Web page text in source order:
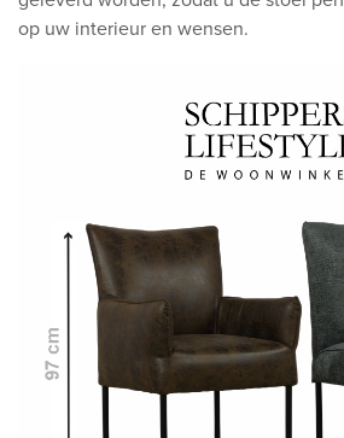
op uw interieur en wensen.